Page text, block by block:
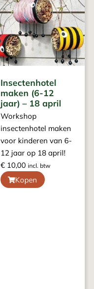
Insectenhotel
maken (6-12
jaar) – 18 april
Workshop
insectenhotel maken
voor kinderen van 6-
12 jaar op 18 april!
€ 10,00 incl. btw
Kopen